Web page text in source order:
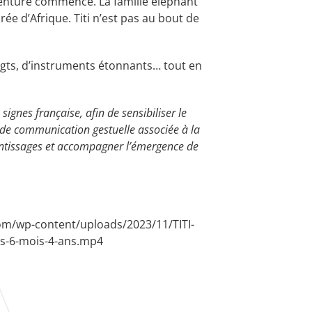
d’Afrique. Titi n’est pas au bout de
d’instruments étonnants… tout en
française, afin de sensibiliser le
communication gestuelle associée à la
et accompagner l’émergence de
wp-content/uploads/2023/11/TITI-
6-mois-4-ans.mp4